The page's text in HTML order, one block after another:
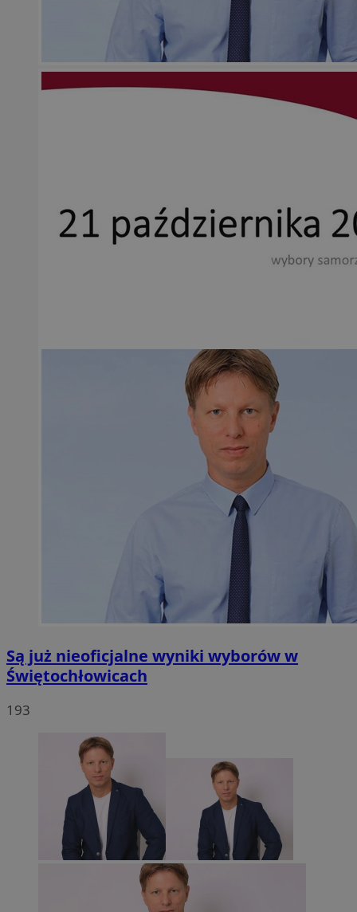
Są już nieoficjalne wyniki wyborów w
Świętochłowicach
193